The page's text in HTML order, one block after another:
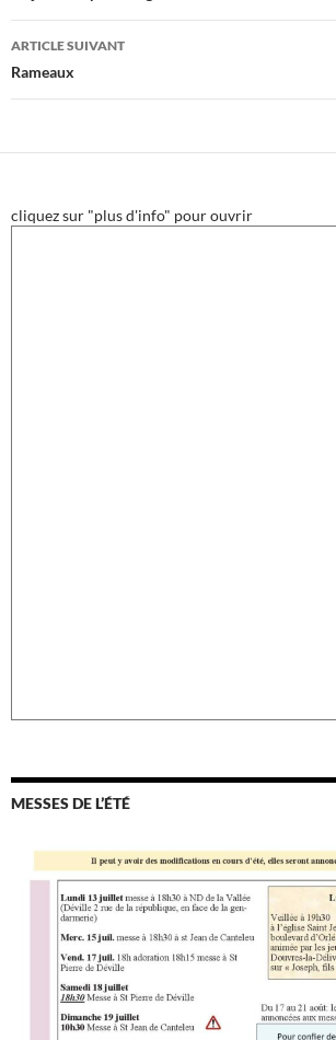
articles
ARTICLE SUIVANT
Rameaux
cliquez sur "plus d'info" pour ouvrir
MESSES DE L’ÉTÉ